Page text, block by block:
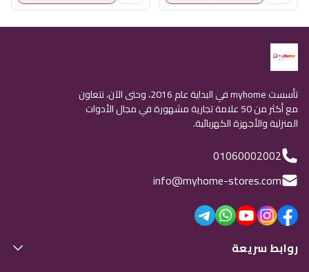
تأسست myhome في البداية عام 2016، وحتى الآن، نتعاون
مع أكثر من 50 علامة تجارية مشهورة في مجال الأدوات
المنزلية والأجهزة الكهربائية.
01060002002
info@myhome-stores.com
روابط سريعة